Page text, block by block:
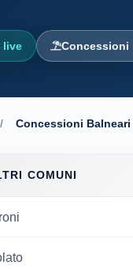
live Concessioni
/ Concessioni Balneari
COMUNI